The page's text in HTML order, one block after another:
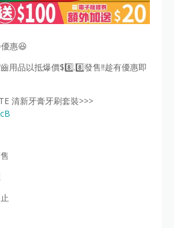
惠😆
用品以抵爆價$8️⃣.8️⃣發售‼️趁有優惠即
清新牙膏牙刷套裝>>>